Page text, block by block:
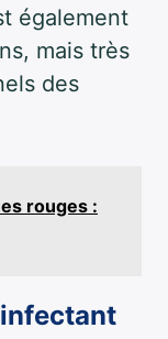
également
mais très
des
rouges :